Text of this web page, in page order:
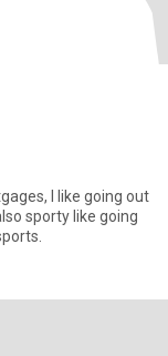
I like going out